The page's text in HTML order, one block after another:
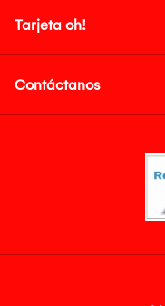
Tarjeta oh!
Contáctanos